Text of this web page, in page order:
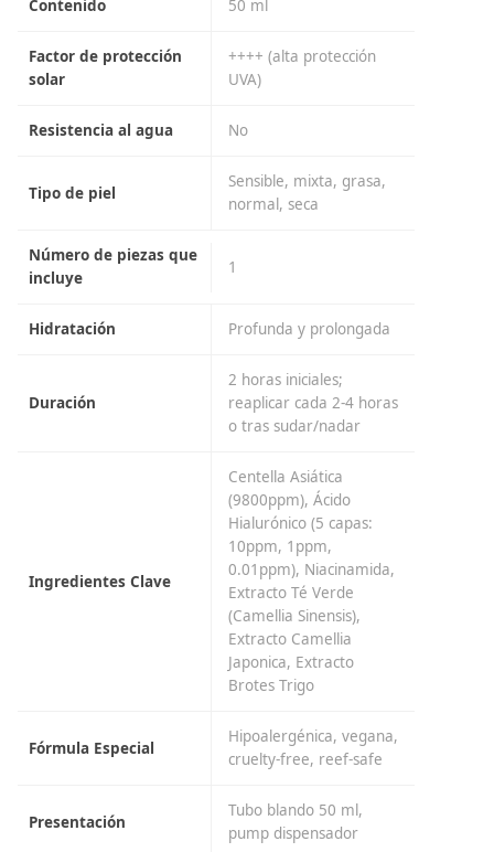
Contenido 50 ml
Factor de protección
solar
++++ (alta protección
UVA)
Resistencia al agua No
Tipo de piel
Sensible, mixta, grasa,
normal, seca
Número de piezas que
incluye
1
Hidratación Profunda y prolongada
Duración
2 horas iniciales;
reaplicar cada 2-4 horas
o tras sudar/nadar
Ingredientes Clave
Centella Asiática
(9800ppm), Ácido
Hialurónico (5 capas:
10ppm, 1ppm,
0.01ppm), Niacinamida,
Extracto Té Verde
(Camellia Sinensis),
Extracto Camellia
Japonica, Extracto
Brotes Trigo
Fórmula Especial
Hipoalergénica, vegana,
cruelty-free, reef-safe
Presentación
Tubo blando 50 ml,
pump dispensador